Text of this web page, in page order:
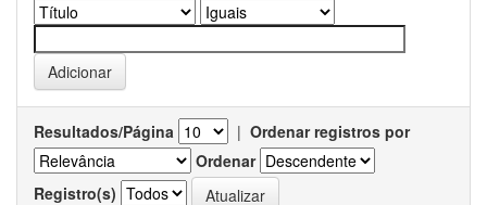
Resultados/Página | Ordenar registros por
Ordenar
Registro(s)